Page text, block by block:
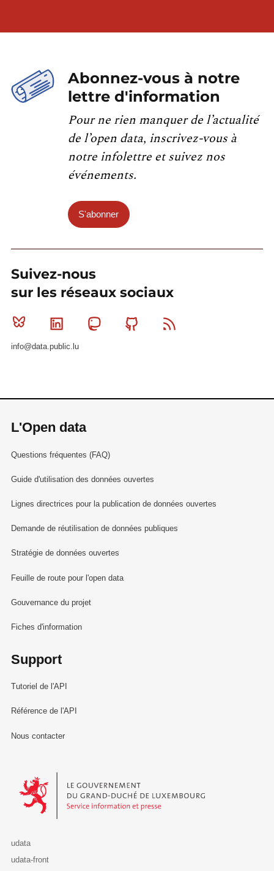
Abonnez-vous à notre
lettre d'information
Pour ne rien manquer de l’actualité
de l’open data, inscrivez-vous à
notre infolettre et suivez nos
événements.
S'abonner
Suivez-nous
sur les réseaux sociaux
Bluesky Linkedin MastodonGithub
info@data.public.lu
L'Open data
Questions fréquentes (FAQ)
Guide d'utilisation des données ouvertes
Lignes directrices pour la publication de données ouvertes
Demande de réutilisation de données publiques
Stratégie de données ouvertes
Feuille de route pour l'open data
Gouvernance du projet
Fiches d'information
Support
Tutoriel de l'API
Référence de l'API
Nous contacter
Le Gouvernement du Grand-Duché de Luxembourg - Service
udata
udata-front